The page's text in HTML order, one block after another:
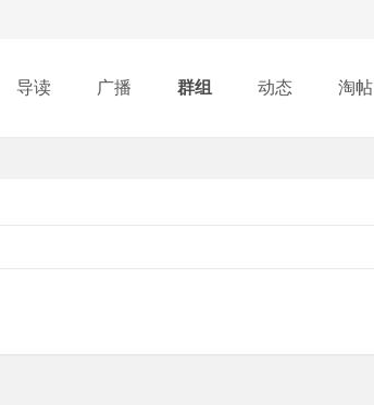
导读 广播 群组 动态 淘帖